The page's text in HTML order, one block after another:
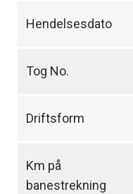
Hendelsesdato
Tog No.
Driftsform
Km på
banestrekning